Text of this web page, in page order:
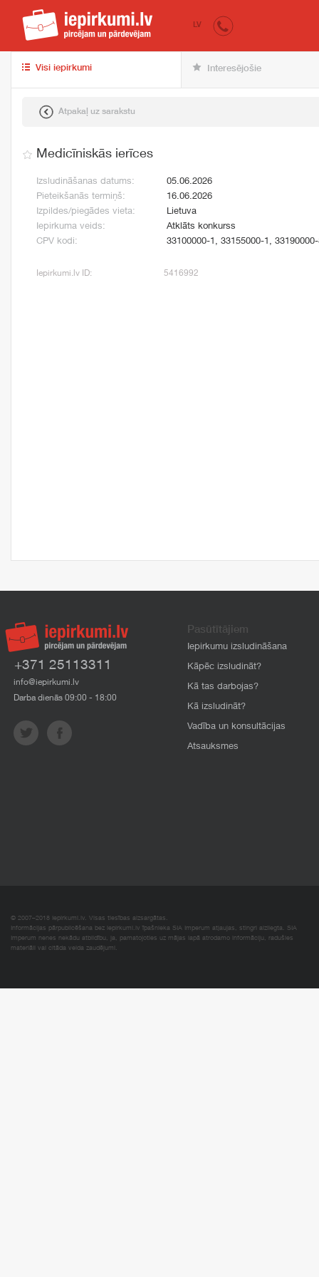
iepirkumi.lv
LV
Visi iepirkumi Interesējošie
Atpakaļ uz sarakstu
Medicīniskās ierīces
Izsludināšanas datums:
05.06.2026
Pieteikšanās termiņš:
16.06.2026
Izpildes/piegādes vieta:
Lietuva
Iepirkuma veids:
Atklāts konkurss
CPV kodi:
33100000-1, 33155000-1,
Iepirkumi.lv ID: 5416992
+371 25113311
info@iepirkumi.lv
Darba dienās 09:00 - 18:00
Pasūtītājiem
Iepirkumu izsludināšana
Kāpēc izsludināt?
Kā tas darbojas?
Kā izsludināt?
Vadība un konsultācijas
Atsauksmes
© 2007–2018 Iepirkumi.lv. Visas tiesības aizsargātas.
Informācijas pārpublicēšana bez iepirkumi.lv īpašnieka SIA Imperum atļaujas, stingri aizliegta. SIA
Imperum nenes nekādu atbildību, ja, pamatojoties uz mājas lapā atrodamo informāciju, radušies
materiāli vai citāda veida zaudējumi.